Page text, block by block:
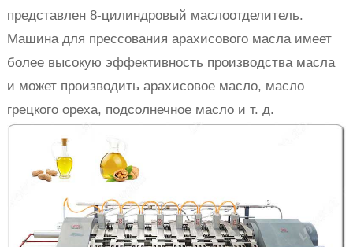
представлен 8-цилиндровый маслоотделитель.
Машина для прессования арахисового масла имеет
более высокую эффективность производства масла
и может производить арахисовое масло, масло
грецкого ореха, подсолнечное масло и т. д.